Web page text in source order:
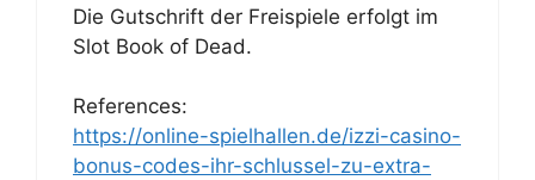
Die Gutschrift der Freispiele erfolgt im
Slot Book of Dead.
References:
https://online-spielhallen.de/izzi-casino-
bonus-codes-ihr-schlussel-zu-extra-